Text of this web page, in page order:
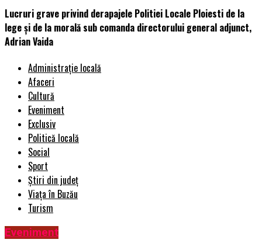
Lucruri grave privind derapajele Politiei Locale Ploiesti de la
lege şi de la morală sub comanda directorului general adjunct,
Adrian Vaida
Administrație locală
Afaceri
Cultură
Eveniment
Exclusiv
Politică locală
Social
Sport
Știri din județ
Viața în Buzău
Turism
Eveniment